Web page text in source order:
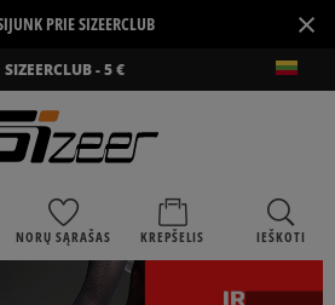
PRIE SIZEERCLUB ×
SIZEERCLUB - 5 €
NORŲ SĄRAŠAS KREPŠELIS IEŠKOTI